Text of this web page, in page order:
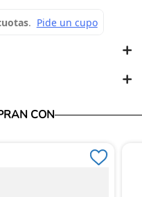
+
+
de garantía, ingresa al
nuestros términos y
CON